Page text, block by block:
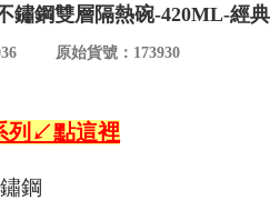
鏽鋼雙層隔熱碗-420ML-經
原始貨號：173930
列↙點這裡
鋼